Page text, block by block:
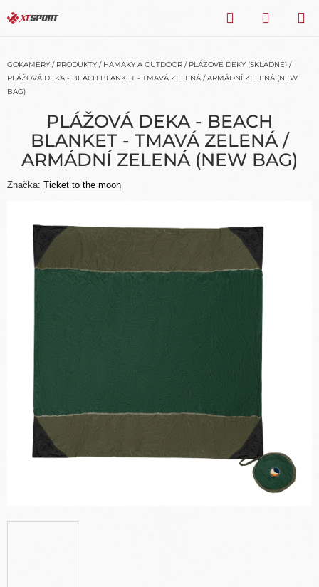
na
HLEDAT
KOŠÍK
GOKAMERY / PRODUKTY / HAMAKY A OUTDOOR / PLÁŽOVÉ DEKY (SKLADNÉ) /
PLÁŽOVÁ DEKA - BEACH BLANKET - TMAVÁ ZELENÁ / ARMÁDNÍ ZELENÁ (NEW
BAG)
PLÁŽOVÁ DEKA - BEACH
BLANKET - TMAVÁ ZELENÁ /
ARMÁDNÍ ZELENÁ (NEW BAG)
Značka: Ticket to the moon